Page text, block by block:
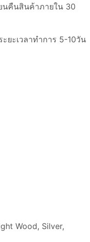
นคืนสินค้าภายใน 30
ยะเวลาทำการ 5-10วัน
Wood, Silver,